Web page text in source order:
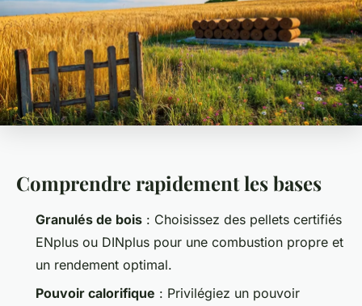
Comprendre rapidement les bases
Granulés de bois : Choisissez des pellets certifiés
ENplus ou DINplus pour une combustion propre et
un rendement optimal.
Pouvoir calorifique : Privilégiez un pouvoir